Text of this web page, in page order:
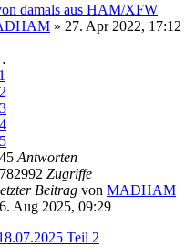
damals aus HAM/XFW
» 27. Apr 2022, 17:12
Antworten
Zugriffe
Beitrag von MADHAM
Aug 2025, 09:29
Teil 2